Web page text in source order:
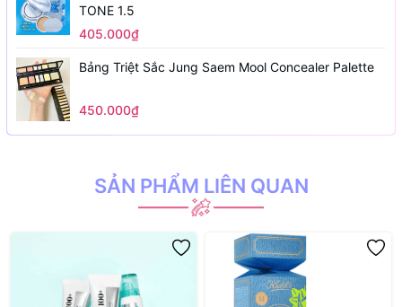
TONE 1.5
405.000₫
Bảng Triệt Sắc Jung Saem Mool Concealer Palette
450.000₫
SẢN PHẨM LIÊN QUAN